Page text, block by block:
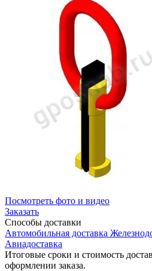
Посмотреть фото и видео
Заказать
Способы доставки
Автомобильная доставка
Авиадоставка
Итоговые сроки и стоимость
оформлении заказа.